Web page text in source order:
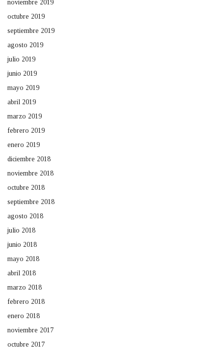
noviembre 2019
octubre 2019
septiembre 2019
agosto 2019
julio 2019
junio 2019
mayo 2019
abril 2019
marzo 2019
febrero 2019
enero 2019
diciembre 2018
noviembre 2018
octubre 2018
septiembre 2018
agosto 2018
julio 2018
junio 2018
mayo 2018
abril 2018
marzo 2018
febrero 2018
enero 2018
noviembre 2017
octubre 2017